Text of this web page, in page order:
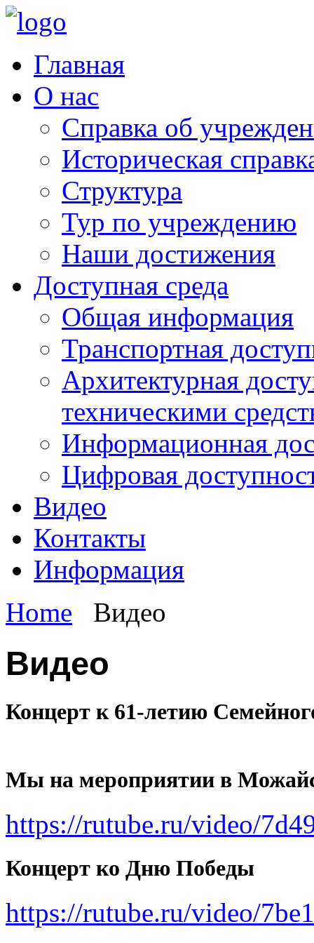
Главная
О нас
Справка об
Историческая
Структура
Тур по учреждению
Наши достижения
Доступная среда
Общая информация
Транспортная
Архитектурная
техническими
Информационная
Цифровая
Видео
Контакты
Информация
Home
Видео
Видео
Концерт к 61-летию
Мы на мероприятии в
https://rutube.ru/video/
Концерт ко Дню Победы
https://rutube.ru/video/